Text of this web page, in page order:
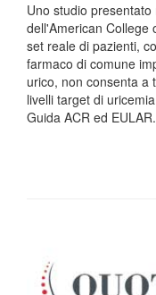
Uno studio
dell'American College
set reale di pazienti,
farmaco di comune
urico, non consenta a
livelli target di
Guida ACR ed EULAR.